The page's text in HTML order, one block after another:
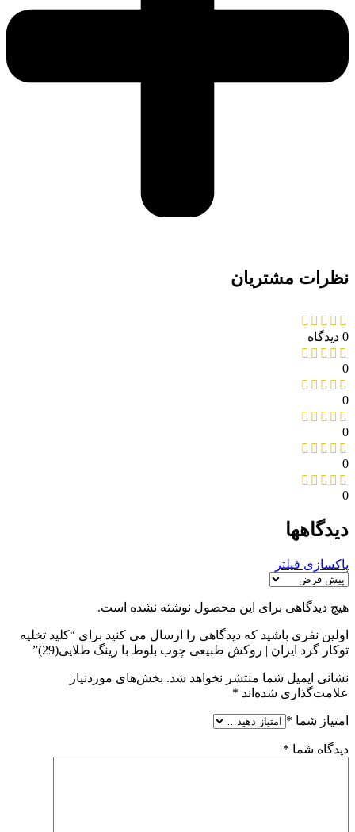
نظرات مشتریان
0 دیدگاه
0
0
0
0
0
دیدگاهها
پاکسازی فیلتر
هیچ دیدگاهی برای این محصول نوشته نشده است.
اولین نفری باشید که دیدگاهی را ارسال می کنید برای “کلید تخلیه
توکار گرد ایران | روکش طبیعی چوب بلوط با رینگ طلایی(29)”
نشانی ایمیل شما منتشر نخواهد شد. بخش‌های موردنیاز
علامت‌گذاری شده‌اند *
امتیاز شما *
دیدگاه شما *